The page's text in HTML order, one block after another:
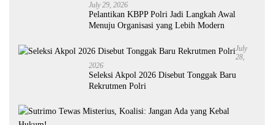
July 29, 2026
Pelantikan KBPP Polri Jadi Langkah Awal
Menuju Organisasi yang Lebih Modern
July
28,
2026
Seleksi Akpol 2026 Disebut Tonggak Baru
Rekrutmen Polri